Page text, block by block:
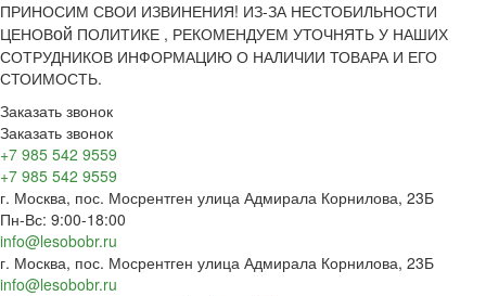
ПРИНОСИМ СВОИ ИЗВИНЕНИЯ! ИЗ-ЗА НЕСТОБИЛЬНОСТИ
ЦЕНОВой ПОЛИТИКЕ , РЕКОМЕНДУЕМ УТОЧНЯТЬ У НАШИХ
СОТРУДНИКОВ ИНФОРМАЦИЮ О НАЛИЧИИ ТОВАРА И ЕГО
СТОИМОСТЬ.
Заказать звонок
Заказать звонок
+7 985 542 9559
+7 985 542 9559
г. Москва, пос. Мосрентген улица Адмирала Корнилова, 23Б
Пн-Вс: 9:00-18:00
info@lesobobr.ru
г. Москва, пос. Мосрентген улица Адмирала Корнилова, 23Б
info@lesobobr.ru